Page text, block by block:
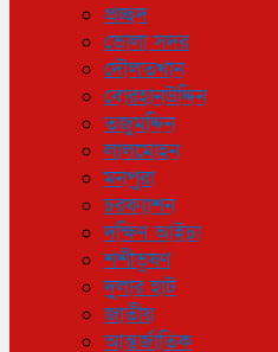
প্রচ্ছদ
ভোলা সদর
দৌলতখান
বোরহানউদ্দিন
তজুমদ্দিন
লালমোহন
মনপুরা
চরফ্যাশন
দক্ষিণ আইচা
শশীভূষণ
দুলার হাট
জাতীয়
আন্তর্জাতিক